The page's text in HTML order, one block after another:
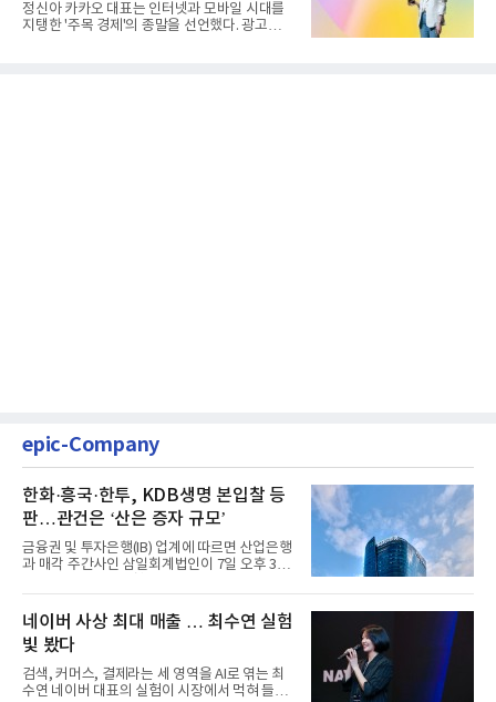
정신아 카카오 대표는 인터넷과 모바일 시대를
지탱한 '주목 경제'의 종말을 선언했다. 광고를
epic-Company
한화·흥국·한투, KDB생명 본입찰 등
판…관건은 ‘산은 증자 규모’
금융권 및 투자은행(IB) 업계에 따르면 산업은행
과 매각 주간사인 삼일회계법인이 7일 오후 3시
네이버 사상 최대 매출 … 최수연 실험
빛 봤다
검색, 커머스, 결제라는 세 영역을 AI로 엮는 최
수연 네이버 대표의 실험이 시장에서 먹혀 들어